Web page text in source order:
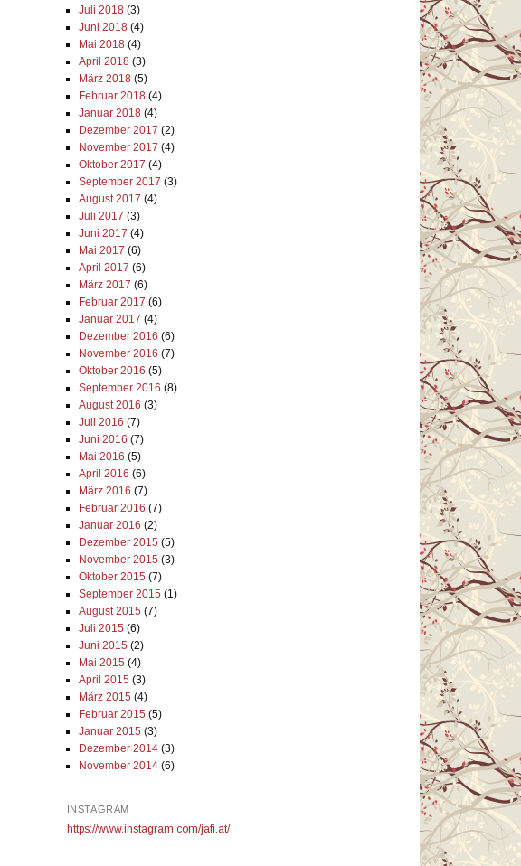
Juli 2018(3)
Juni 2018(4)
Mai 2018(4)
April 2018(3)
März 2018(5)
Februar 2018(4)
Januar 2018(4)
Dezember 2017 (2)
November 2017 (4)
Oktober 2017 (4)
September 2017 (3)
August 2017 (4)
Juli 2017 (3)
Juni 2017 (4)
Mai 2017 (6)
April 2017 (6)
März 2017 (6)
Februar 2017 (6)
Januar 2017 (4)
Dezember 2016 (6)
November 2016 (7)
Oktober 2016 (5)
September 2016 (8)
August 2016 (3)
Juli 2016 (7)
Juni 2016 (7)
Mai 2016 (5)
April 2016 (6)
März 2016 (7)
Februar 2016 (7)
Januar 2016 (2)
Dezember 2015 (5)
November 2015 (3)
Oktober 2015 (7)
September 2015 (1)
August 2015 (7)
Juli 2015 (6)
Juni 2015 (2)
Mai 2015 (4)
April 2015 (3)
März 2015 (4)
Februar 2015 (5)
Januar 2015 (3)
Dezember 2014(3)
November 2014(6)
INSTAGRAM
https://www.instagram.com/jafi.at/